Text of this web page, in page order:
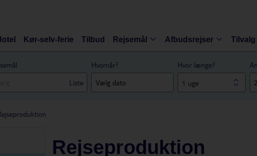
Kør-selv-ferie Tilbud Rejsemål Afbudsrejser Tilvalg
Liste
Hvornår? Hvor længe?
1 uge
Rejseproduktion